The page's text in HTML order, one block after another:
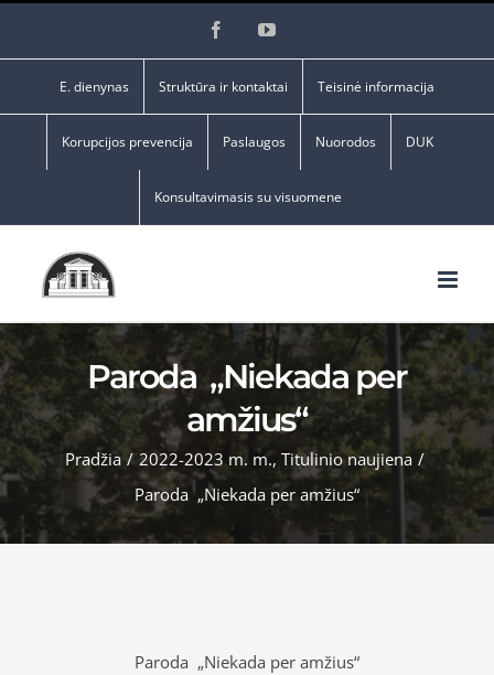
FacebookYouTube
E. dienynas Struktūra ir kontaktai Teisinė informacija
Korupcijos prevencija Paslaugos Nuorodos DUK
Konsultavimasis su visuomene
Paroda „Niekada per
amžius“
Pradžia / 2022-2023 m. m., Titulinio naujiena /
Paroda „Niekada per amžius“
Paroda „Niekada per amžius“